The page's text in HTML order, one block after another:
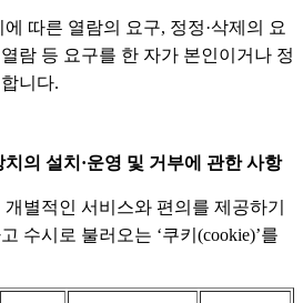
따른 열람의 요구, 정정·삭제의 요
람 등 요구를 한 자가 본인이거나 정
니다.
의 설치·운영 및 거부에 관한 사항
별적인 서비스와 편의를 제공하기
수시로 불러오는 ‘쿠키(cookie)’를